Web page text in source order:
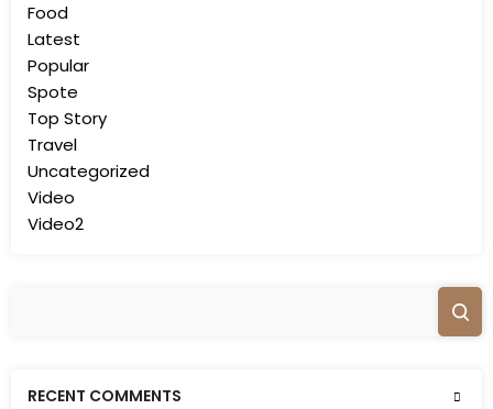
Food
Latest
Popular
Spote
Top Story
Travel
Uncategorized
Video
Video2
RECENT COMMENTS